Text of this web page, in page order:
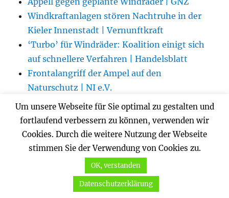
Windkraftanlagen stören Nachtruhe in der
Kieler Innenstadt | Vernunftkraft
‘Turbo’ für Windräder: Koalition einigt sich
auf schnellere Verfahren | Handelsblatt
Frontalangriff der Ampel auf den
Naturschutz | NI e.V.
Hunsrück: Keine Windenergie im Wald und
in Schutzgebieten | NI e.V.
Fritz Vahrenholt: Die verschleierten Kosten
von Wind -und Solarenergie
„Umwerfende“ Windkraftanlagen-
Entsorgung im Landkreis Wittmund |
Wattenrat.de
Um unsere Webseite für Sie optimal zu gestalten und
fortlaufend verbessern zu können, verwenden wir
Cookies. Durch die weitere Nutzung der Webseite
stimmen Sie der Verwendung von Cookies zu.
OK, verstanden
Datenschutzerklärung